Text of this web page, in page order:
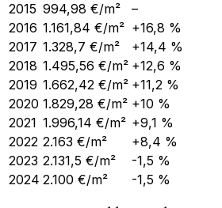
2015 994,98 €/m²
–
2016 1.161,84 €/m² +16,8 %
2017 1.328,7 €/m²
+14,4 %
2018 1.495,56 €/m² +12,6 %
2019 1.662,42 €/m² +11,2 %
2020 1.829,28 €/m² +10 %
2021 1.996,14 €/m² +9,1 %
2022 2.163 €/m²
+8,4 %
2023 2.131,5 €/m²
-1,5 %
2024 2.100 €/m² -1,5 %